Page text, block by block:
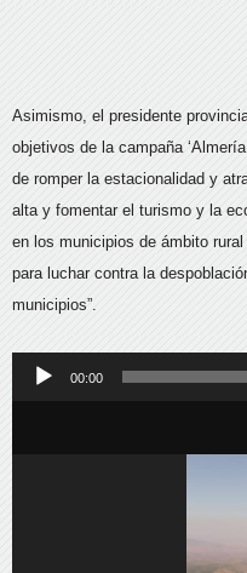
Asimismo, el presidente
objetivos de la campaña
de romper la estacionalidad y
alta y fomentar el turismo y la
en los municipios de ámbito
para luchar contra la
municipios”.
Reproductor
00:00